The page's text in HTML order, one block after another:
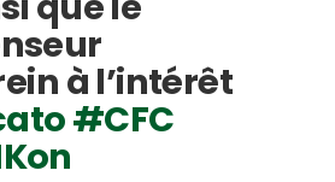
à l’intérêt
#CFC